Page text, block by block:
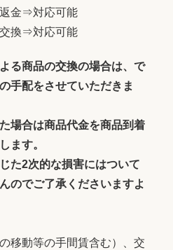
返金⇒対応可能
交換⇒対応可能
る商品の交換の場合は、で
手配をさせていただきま
場合は商品代金を商品到着
ます。
た2次的な損害にはついて
のでご了承くださいますよ
移動等の手間賃含む）、交